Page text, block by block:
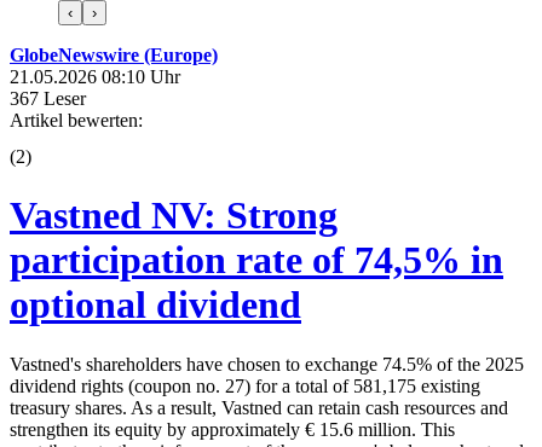
‹ ›
GlobeNewswire (Europe)
21.05.2026 08:10 Uhr
367 Leser
Artikel bewerten:
(2)
Vastned NV: Strong
participation rate of 74,5% in
optional dividend
Vastned's shareholders have chosen to exchange 74.5% of the 2025
dividend rights (coupon no. 27) for a total of 581,175 existing
treasury shares. As a result, Vastned can retain cash resources and
strengthen its equity by approximately € 15.6 million. This